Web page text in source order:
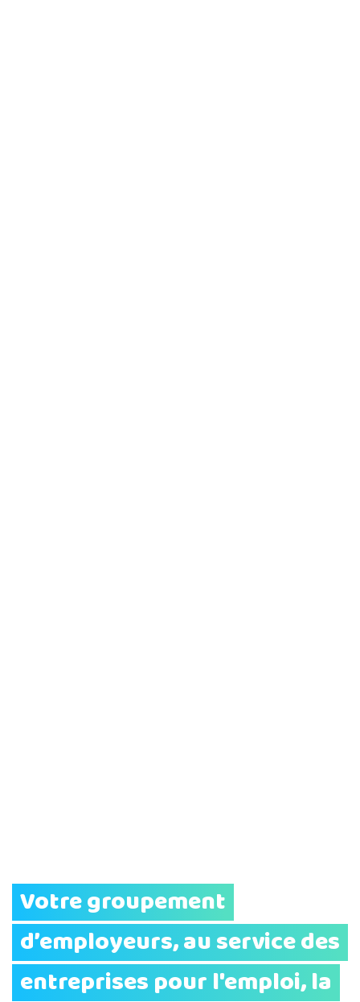
Votre groupement
d’employeurs, au service des
entreprises pour l'emploi, la